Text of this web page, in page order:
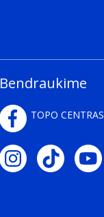
Bendraukime
TOPO CENTRAS